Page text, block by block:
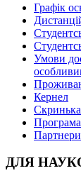
Графік
Умови
Кернел
Програма
ДЛЯ